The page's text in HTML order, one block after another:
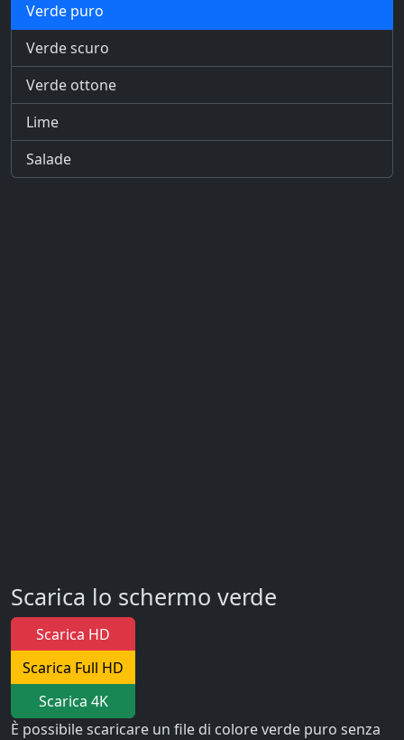
Verde puro
Verde scuro
Verde ottone
Lime
Salade
Scarica lo schermo verde
Scarica HD
Scarica Full HD
Scarica 4K
È possibile scaricare un file di colore verde puro senza